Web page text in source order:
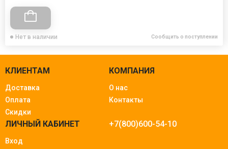
Нет в наличии Сообщить о поступлении
КЛИЕНТАМ
Доставка
Оплата
Скидки
КОМПАНИЯ
О нас
Контакты
ЛИЧНЫЙ КАБИНЕТ
Вход
+7(800)600-54-10